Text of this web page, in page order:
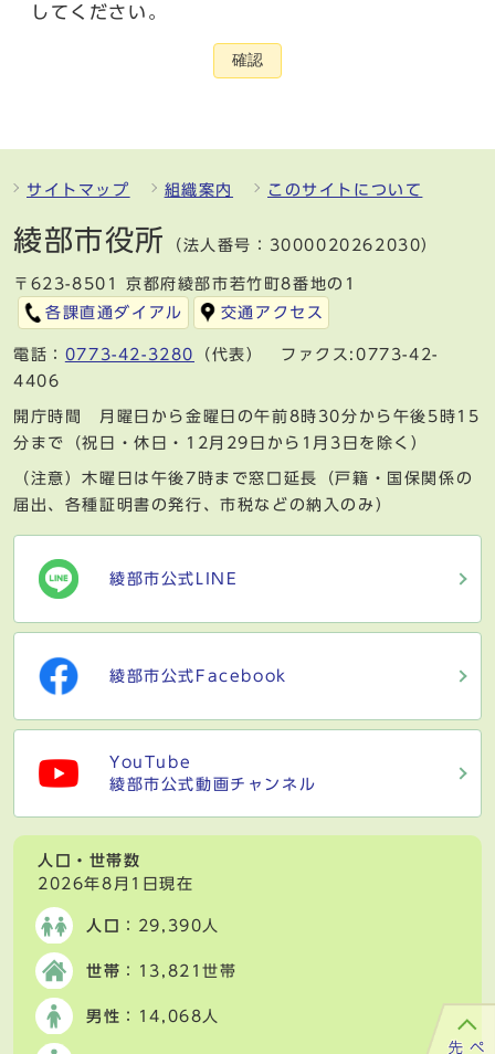
してください。
確認
サイトマップ 組織案内 このサイトについて
綾部市役所 （法人番号：3000020262030）
〒623-8501 京都府綾部市若竹町8番地の1
各課直通ダイアル
交通アクセス
電話： 0773-42-3280
（代表） ファクス:0773-42-
4406
開庁時間 月曜日から金曜日の午前8時30分から午後5時15
分まで（祝日・休日・12月29日から1月3日を除く）
（注意）木曜日は午後7時まで窓口延長（戸籍・国保関係の
届出、各種証明書の発行、市税などの納入のみ）
綾部市公式LINE
綾部市公式Facebook
YouTube
綾部市公式動画チャンネル
人口・世帯数
2026年8月1日現在
人口 ：29,390人
世帯 ：13,821世帯
男性 ：14,068人